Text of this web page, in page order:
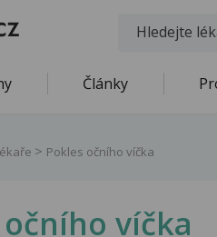
Články
Pokles očního víčka
víčka